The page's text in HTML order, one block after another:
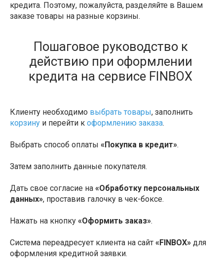
кредита. Поэтому, пожалуйста, разделяйте в Вашем
заказе товары на разные корзины.
Пошаговое руководство к
действию при оформлении
кредита на сервисе FINBOX
Клиенту необходимо выбрать товары, заполнить
корзину и перейти к оформлению заказа.
Выбрать способ оплаты «Покупка в кредит».
Затем заполнить данные покупателя.
Дать свое согласие на «Обработку персональных
данных», проставив галочку в чек-боксе.
Нажать на кнопку «Оформить заказ».
Система переадресует клиента на сайт «FINBOX» для
оформления кредитной заявки.